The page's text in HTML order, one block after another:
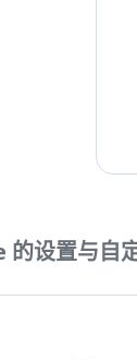
设置与自